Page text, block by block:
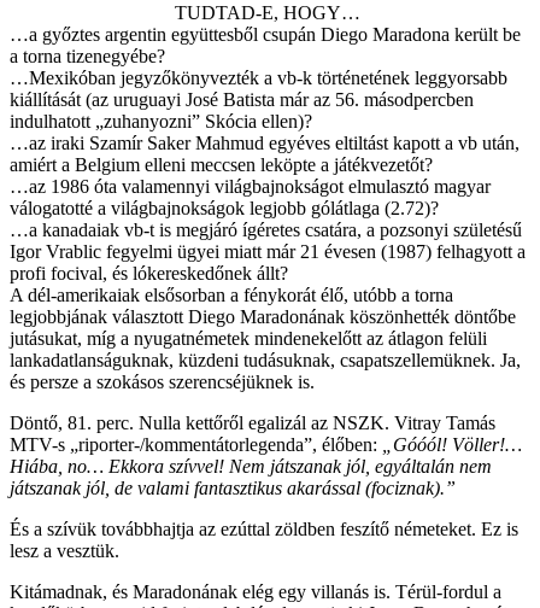
TUDTAD-E, HOGY…
…a győztes argentin együttesből csupán Diego Maradona került be
a torna tizenegyébe?
…Mexikóban jegyzőkönyvezték a vb-k történetének leggyorsabb
kiállítását (az uruguayi José Batista már az 56. másodpercben
indulhatott „zuhanyozni” Skócia ellen)?
…az iraki Szamír Saker Mahmud egyéves eltiltást kapott a vb után,
amiért a Belgium elleni meccsen leköpte a játékvezetőt?
…az 1986 óta valamennyi világbajnokságot elmulasztó magyar
válogatotté a világbajnokságok legjobb gólátlaga (2.72)?
…a kanadaiak vb-t is megjáró ígéretes csatára, a pozsonyi születésű
Igor Vrablic fegyelmi ügyei miatt már 21 évesen (1987) felhagyott a
profi focival, és lókereskedőnek állt?
A dél-amerikaiak elsősorban a fénykorát élő, utóbb a torna
legjobbjának választott Diego Maradonának köszönhették döntőbe
jutásukat, míg a nyugatnémetek mindenekelőtt az átlagon felüli
lankadatlanságuknak, küzdeni tudásuknak, csapatszellemüknek. Ja,
és persze a szokásos szerencséjüknek is.
Döntő, 81. perc. Nulla kettőről egalizál az NSZK. Vitray Tamás
MTV-s „riporter-/kommentátorlegenda”, élőben: „Góóól! Völler!…
Hiába, no… Ekkora szívvel! Nem játszanak jól, egyáltalán nem
játszanak jól, de valami fantasztikus akarással (fociznak).”
És a szívük továbbhajtja az ezúttal zöldben feszítő németeket. Ez is
lesz a vesztük.
Kitámadnak, és Maradonának elég egy villanás is. Térül-fordul a